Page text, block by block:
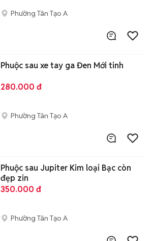
Phường Tân Tạo A
Phuộc sau xe tay ga Đen Mới tinh
280.000 đ
Phường Tân Tạo A
Phuộc sau Jupiter Kim loại Bạc còn
đẹp zin
350.000 đ
Phường Tân Tạo A